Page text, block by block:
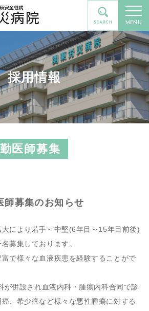
MENU
採用情報
医師募集
師募集のお知らせ
により若手～中堅(6年目～15年目前後)
募集しております。
で様々な血液疾患を経験することがで
が併設され血液内科・腫瘍内科合同で診
、希少癌など様々な悪性腫瘍に対する